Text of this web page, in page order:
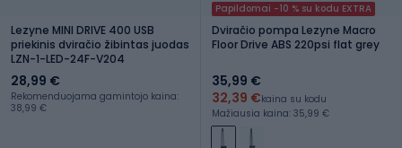
Lezyne MINI DRIVE 400 USB
priekinis dviračio žibintas juodas
LZN-1-LED-24F-V204
28,99 €
Rekomenduojama gamintojo kaina:
38,99 €
Papildomai -10 % su kodu EXTRA
Dviračio pompa Lezyne Macro
Floor Drive ABS 220psi flat grey
35,99 €
32,39 €kaina su kodu
Mažiausia kaina: 35,99 €